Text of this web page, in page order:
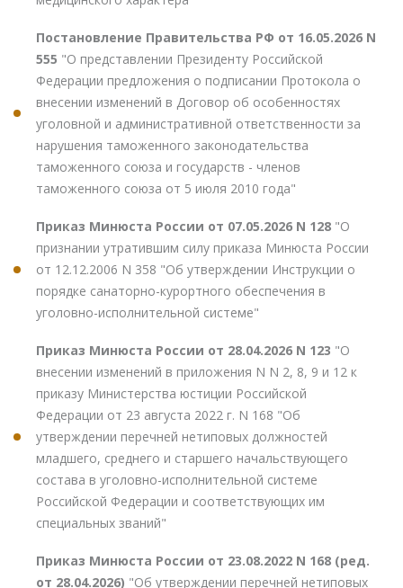
Постановление Правительства РФ от 16.05.2026 N
555 "О представлении Президенту Российской
Федерации предложения о подписании Протокола о
внесении изменений в Договор об особенностях
уголовной и административной ответственности за
нарушения таможенного законодательства
таможенного союза и государств - членов
таможенного союза от 5 июля 2010 года"
Приказ Минюста России от 07.05.2026 N 128 "О
признании утратившим силу приказа Минюста России
от 12.12.2006 N 358 "Об утверждении Инструкции о
порядке санаторно-курортного обеспечения в
уголовно-исполнительной системе"
Приказ Минюста России от 28.04.2026 N 123 "О
внесении изменений в приложения N N 2, 8, 9 и 12 к
приказу Министерства юстиции Российской
Федерации от 23 августа 2022 г. N 168 "Об
утверждении перечней нетиповых должностей
младшего, среднего и старшего начальствующего
состава в уголовно-исполнительной системе
Российской Федерации и соответствующих им
специальных званий"
Приказ Минюста России от 23.08.2022 N 168 (ред.
от 28.04.2026) "Об утверждении перечней нетиповых